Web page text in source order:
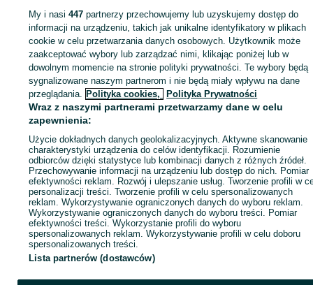
ID:1002833921 Wyświetlenia:
Zaloguj się lub załóż konto na OLX, aby skontaktować się z
sprzedającym
Zaloguj się / Załóż konto
Zadzwoń / SMS Wyślij wiadomość
My i nasi447 partnerzy przechowujemy lub uzyskujemy dostęp do
informacji na urządzeniu, takich jak unikalne identyfikatory w plikach
cookie w celu przetwarzania danych osobowych. Użytkownik może
zaakceptować wybory lub zarządzać nimi, klikając poniżej lub w
dowolnym momencie na stronie polityki prywatności. Te wybory będą
sygnalizowane naszym partnerom i nie będą miały wpływu na dane
przeglądania. Polityka cookies, Polityka Prywatności
Wraz z naszymi partnerami przetwarzamy dane w celu
zapewnienia:
Użycie dokładnych danych geolokalizacyjnych. Aktywne skanowanie
charakterystyki urządzenia do celów identyfikacji. Rozumienie
odbiorców dzięki statystyce lub kombinacji danych z różnych źródeł.
Przechowywanie informacji na urządzeniu lub dostęp do nich. Pomiar
efektywności reklam. Rozwój i ulepszanie usług. Tworzenie profili w
personalizacji treści. Tworzenie profili w celu spersonalizowanych
reklam. Wykorzystywanie ograniczonych danych do wyboru reklam.
Wykorzystywanie ograniczonych danych do wyboru treści. Pomiar
efektywności treści. Wykorzystanie profili do wyboru
spersonalizowanych reklam. Wykorzystywanie profili w celu doboru
spersonalizowanych treści.
Lista partnerów (dostawców)